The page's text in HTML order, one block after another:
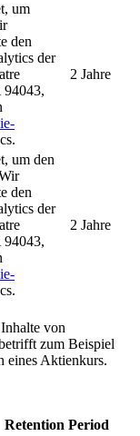
um
den
der
2 Jahre
um den
den
der
2 Jahre
von
zum Beispiel
eines Aktienkurs.
Retention Period